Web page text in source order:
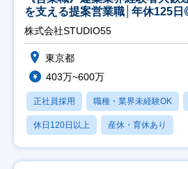
を支える提案営業職│年休125
株式会社STUDIO55
東京都
403万~600万
正社員採用 職種・業界未経験OK
休日120日以上 産休・育休あり